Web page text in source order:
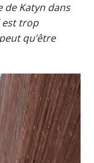
de Katyn dans
est trop
qu’être